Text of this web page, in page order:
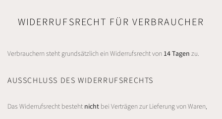
WIDERRUFSRECHT FÜR VERBRAUCHER
Verbrauchern steht grundsätzlich ein Widerrufsrecht von 14 Tagen zu.
AUSSCHLUSS DES WIDERRUFSRECHTS
Das Widerrufsrecht besteht nicht bei Verträgen zur Lieferung von Waren,